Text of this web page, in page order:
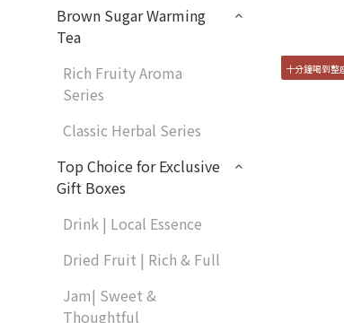
Brown Sugar Warming
Tea
Rich Fruity Aroma
Series
Classic Herbal Series
Top Choice for Exclusive
Gift Boxes
Drink | Local Essence
Dried Fruit | Rich & Full
Jam| Sweet &
Thoughtful
十分鐘喝到整